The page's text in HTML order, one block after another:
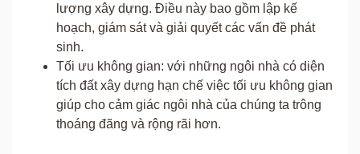
lượng xây dựng. Điều này bao gồm lập kế
hoạch, giám sát và giải quyết các vấn đề phát
sinh.
Tối ưu không gian: với những ngôi nhà có diện
tích đất xây dựng hạn chế việc tối ưu không gian
giúp cho cảm giác ngôi nhà của chúng ta trông
thoáng đãng và rộng rãi hơn.